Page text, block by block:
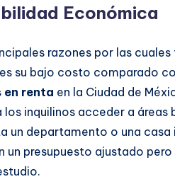
Económica
razones por las
es su bajo costo comparado
en renta en la Ciudad de
los inquilinos acceder a
un departamento o una
un presupuesto ajustado